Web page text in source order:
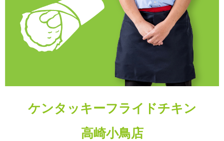
ケンタッキーフライドチキン
高崎小鳥店